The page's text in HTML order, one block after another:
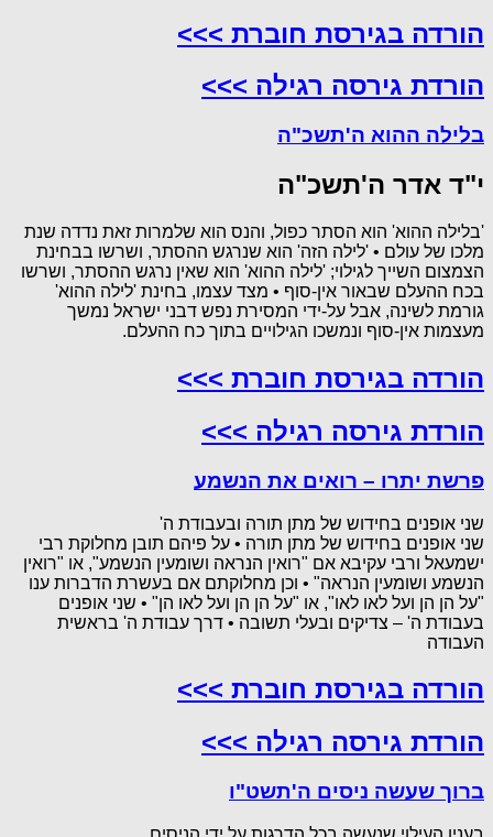
הורדה בגירסת חוברת >>>
הורדת גירסה רגילה >>>
בלילה ההוא ה'תשכ"ה
י"ד אדר ה'תשכ"ה
'בלילה ההוא' הוא הסתר כפול, והנס הוא שלמרות זאת נדדה שנת
מלכו של עולם • 'לילה הזה' הוא שנרגש ההסתר, ושרשו בבחינת
הצמצום השייך לגילוי; 'לילה ההוא' הוא שאין נרגש ההסתר, ושרשו
בכח ההעלם שבאור אין-סוף • מצד עצמו, בחינת 'לילה ההוא'
גורמת לשינה, אבל על-ידי המסירת נפש דבני ישראל נמשך
מעצמות אין-סוף ונמשכו הגילויים בתוך כח ההעלם.
הורדה בגירסת חוברת >>>
הורדת גירסה רגילה >>>
פרשת יתרו – רואים את הנשמע
שני אופנים בחידוש של מתן תורה ובעבודת ה'
שני אופנים בחידוש של מתן תורה • על פיהם תובן מחלוקת רבי
ישמעאל ורבי עקיבא אם "רואין הנראה ושומעין הנשמע", או "רואין
הנשמע ושומעין הנראה" • וכן מחלוקתם אם בעשרת הדברות ענו
"על הן הן ועל לאו לאו", או "על הן הן ועל לאו הן" • שני אופנים
בעבודת ה' – צדיקים ובעלי תשובה • דרך עבודת ה' בראשית
העבודה
הורדה בגירסת חוברת >>>
הורדת גירסה רגילה >>>
ברוך שעשה ניסים ה'תשט"ו